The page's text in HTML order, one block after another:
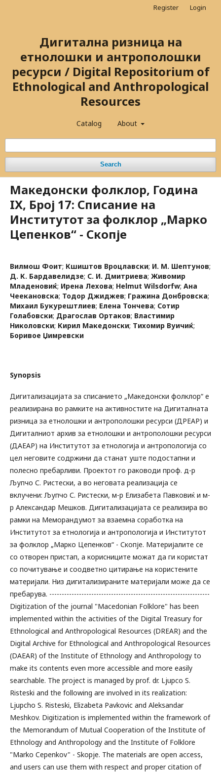
Дигитална ризница на
етнолошки и антрополошки
ресурси / Digital Repositorium of
Ethnological and Anthropological
Resources
Catalog About
Search
Register Login
Македонски фолклор, Година
IX, Број 17: Списание на
Институтот за фолклор „Марко
Цепенков“ - Скопје
Вилмош Фoит; Кшиштов Вроцлавски; И. М. Шептунов;
Д. К. Бардавелидзе; С. И. Дмитриева; Живомир
Младеновиќ; Ирена Лехова; Нelmut Wilsdorfw; Ана
Чеекановска; Тодор Джиджев; Гражина Донбровска;
Михаил Букурештлиев; Елена Тончева; Сотир
Голабовски; Драгослав Ортаков; Властимир
Николовски; Кирил Македонски; Тихомир Вуичиќ;
Боривое Џимревски
Synopsis
Дигитализацијата за списанието „Македонски фолклор“ е
реализирана во рамките на активностите на Дигиталната
ризница за етнолошки и антрополошки ресурси (ДРЕАР) и
Дигиталниот архив за етнолошки и антрополошки ресурси
(ДАЕАР) на Институтот за етнологија и антропологија со
цел неговите содржини да станат уште подостапни и
полесно пребарливи. Проектот го раководи проф. д-р
Љупчо С. Ристески, а во неговата реализација се
вклучени: Љупчо С. Ристески, м-р Елизабета Павковиќ и м-
р Александар Мешков. Дигитализацијата се реализира во
рамки на Меморандумот за взаемна соработка на
Институтот за етнологија и антропологија и Институтот
за фолклор „Марко Цепенков“ - Скопје. Материјалите се
со отворен пристап, а корисниците можат да ги користат
со почитување и соодветно цитирање на користените
материјали. Низ дигитализираните материјали може да се
пребарува. -----------------------------------------------------------------
Digitization of the journal "Macedonian Folklore" has been
implemented within the activities of the Digital Treasury for
Ethnological and Anthropological Resources (DREAR) and the
Digital Archive for Ethnological and Anthropological Resources
(DAEAR) of the Institute of Ethnology and Anthropology to
make its contents even more accessible and more easily
searchable. The project is managed by prof. dr. Ljupco S.
Risteski and the following are involved in its realization:
Ljupcho S. Risteski, Elizabeta Pavkovic and Aleksandar
Meshkov. Digitization is implemented within the framework of
the Memorandum of Mutual Cooperation of the Institute of
Ethnology and Anthropology and the Institute of Folklore
"Marko Cepenkov" - Skopje. The materials are open access,
and users can use them with respect and proper citation of